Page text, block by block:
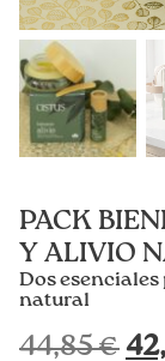
PACK
Y ALIVIO
Dos
natural
44,85€